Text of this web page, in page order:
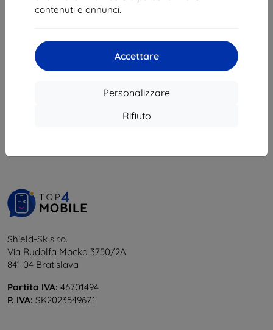
contenuti e annunci.
Accettare
Personalizzare
Rifiuto
20,90 €
18,81 €
Shield-Sk s.r.o.
Via Rudolfa Mocka 3750/2A
841 04 Bratislava
Partita IVA: 46701494
P. IVA: SK2023549671